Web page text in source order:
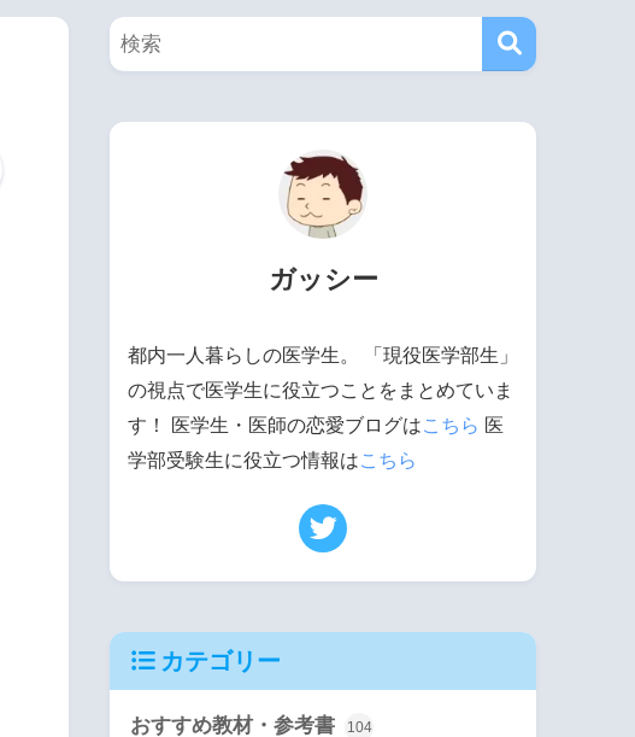
ガッシー
都内一人暮らしの医学生。 「現役医学部生」
の視点で医学生に役立つことをまとめていま
す！ 医学生・医師の恋愛ブログはこちら 医
学部受験生に役立つ情報はこちら
カテゴリー
おすすめ教材・参考書 104